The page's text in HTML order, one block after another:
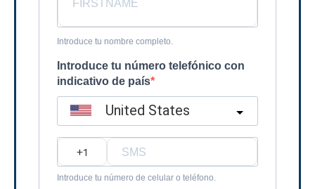
Introduce tu nombre completo.
Introduce tu número telefónico con
indicativo de país
United States
Introduce tu número de celular o teléfono.